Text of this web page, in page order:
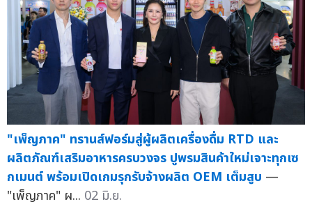
"เพ็ญภาค" ทรานส์ฟอร์มสู่ผู้ผลิตเครื่องดื่ม RTD และ
ผลิตภัณฑ์เสริมอาหารครบวงจร ปูพรมสินค้าใหม่เจาะทุกเซ
กเมนต์ พร้อมเปิดเกมรุกรับจ้างผลิต OEM เต็มสูบ —
"เพ็ญภาค" ผ... 02 มิ.ย.